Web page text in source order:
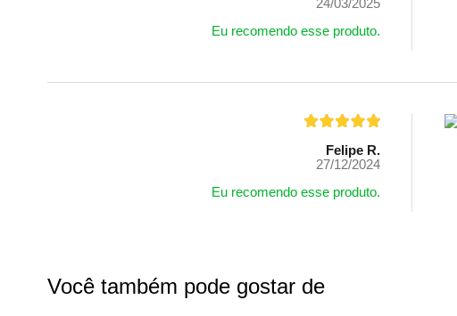
24/03/2025
Eu recomendo esse produto.
Felipe R.
27/12/2024
Eu recomendo esse produto.
Você também pode gostar de